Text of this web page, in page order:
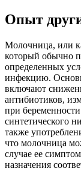
Опыт
Молочница, или
который обычно
определенных
инфекцию.
включают
антибиотиков,
при
синтетического
также
что молочница
случае ее
назначения